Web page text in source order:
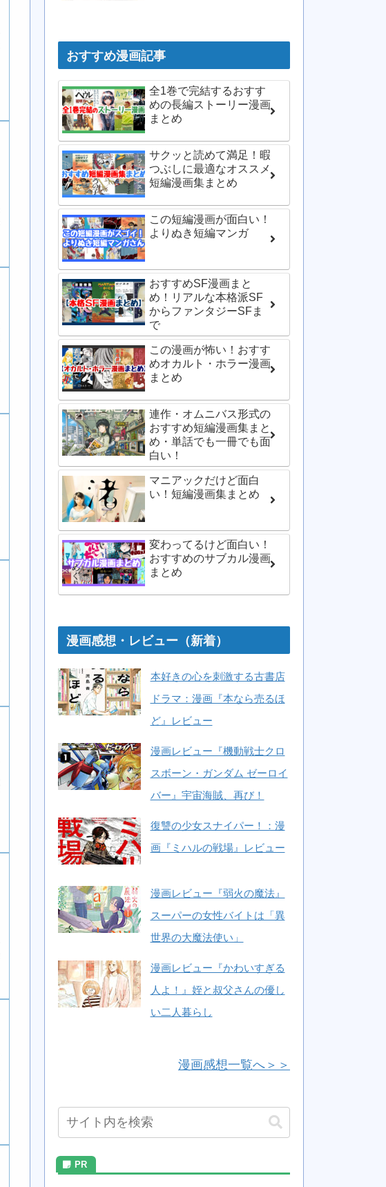
おすすめ漫画記事
全1巻で完結するおすす
めの長編ストーリー漫画
まとめ
サクッと読めて満足！暇
つぶしに最適なオススメ
短編漫画集まとめ
この短編漫画が面白い！
よりぬき短編マンガ
おすすめSF漫画まと
め！リアルな本格派SF
からファンタジーSFま
で
この漫画が怖い！おすす
めオカルト・ホラー漫画
まとめ
連作・オムニバス形式の
おすすめ短編漫画集まと
め・単話でも一冊でも面
白い！
マニアックだけど面白
い！短編漫画集まとめ
変わってるけど面白い！
おすすめのサブカル漫画
まとめ
漫画感想・レビュー（新着）
本好きの心を刺激する古書店
ドラマ：漫画『本なら売るほ
ど』レビュー
漫画レビュー『機動戦士クロ
スボーン・ガンダム ゼーロイ
バー』宇宙海賊、再び！
復讐の少女スナイパー！：漫
画『ミハルの戦場』レビュー
漫画レビュー『弱火の魔法』
スーパーの女性バイトは「異
世界の大魔法使い」
漫画レビュー『かわいすぎる
人よ！』姪と叔父さんの優し
い二人暮らし
漫画感想一覧へ＞＞